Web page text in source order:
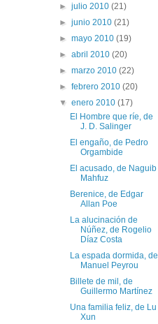
►julio 2010(21)
►junio 2010(21)
►mayo 2010(19)
►abril 2010(20)
►marzo 2010(22)
►febrero 2010(20)
▼enero 2010(17)
El Hombre que ríe, de
J. D. Salinger
El engaño, de Pedro
Orgambide
El acusado, de Naguib
Mahfuz
Berenice, de Edgar
Allan Poe
La alucinación de
Núñez, de Rogelio
Díaz Costa
La espada dormida, de
Manuel Peyrou
Billete de mil, de
Guillermo Martínez
Una familia feliz, de Lu
Xun